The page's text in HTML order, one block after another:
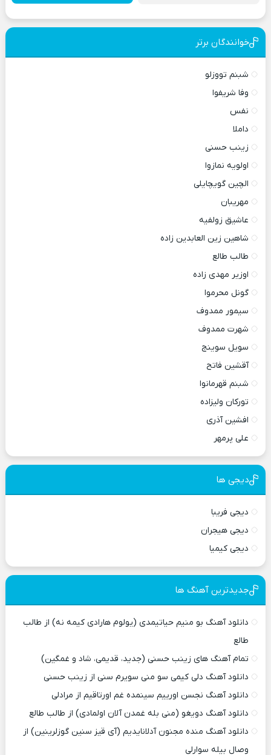
خوانندگان برتر
شبنم تووزلو
وفا شریفوا
نفس
داملا
زینب حسنی
اولویه نمازوا
الچین گویچایلی
مهریبان
عاشیق زولفیه
شاهین زین العابدین زاده
طالب طالع
اوزیر مهدی زاده
گونل محرموا
سیمور ممدوف
شهرت ممدوف
سویل سوینج
آقشین فاتح
شبنم قهرمانوا
تورکان ولیزاده
افشین آذری
علی پرمهر
دیجی ها
دیجی فریبا
دیجی هیجران
دیجی کیمیا
جدیدترین آهنگ ها
دانلود آهنگ بو منیم حیاتیمدی (یولوم هارادی کیمه نه) از طالب
طالع
تمام آهنگ های زینب حسنی (جدید، قدیمی، شاد و غمگین)
دانلود آهنگ دلی کیمی سو منی سویرم سنی از زینب حسنی
دانلود آهنگ نجسن اورییم سینمده غم اورتاقیم از مرادلی
دانلود آهنگ دویغو (منی بله غمدن آلان اولمادی) از طالب طالع
دانلود آهنگ منده مجنون آدلانایدیم (آی قیز سنین گوزلرینین) از
وصال بیله سوارلی